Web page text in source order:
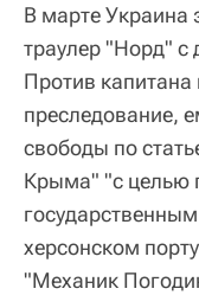
В марте Украина
траулер "Норд" с
Против капитана
преследование,
свободы по
Крыма" "с целью
херсонском
"Механик